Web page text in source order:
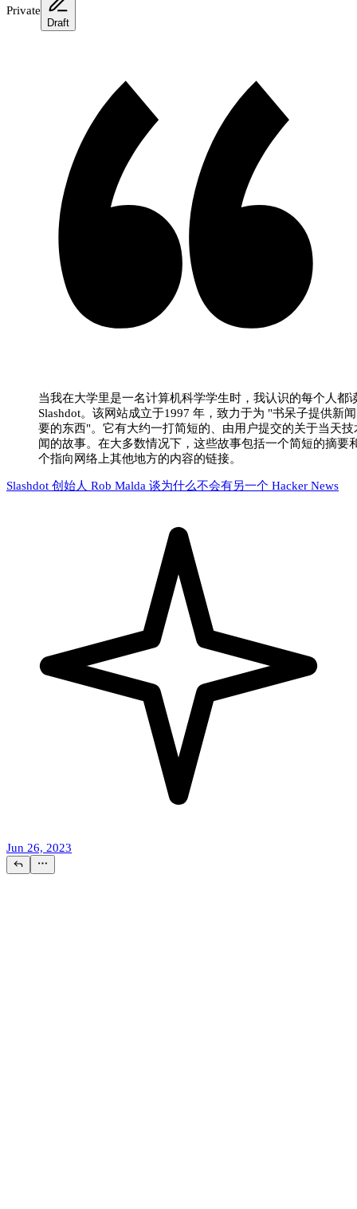
Private
Draft
当我在大学里是一名计算机科学学生时，我认识的每个人都
Slashdot。该网站成立于1997 年，致力于为 "书呆子提供新
要的东西"。它有大约一打简短的、由用户提交的关于当天技
闻的故事。在大多数情况下，这些故事包括一个简短的摘要
个指向网络上其他地方的内容的链接。
Slashdot 创始人 Rob Malda 谈为什么不会有另一个 Hacker News
Jun 26, 2023